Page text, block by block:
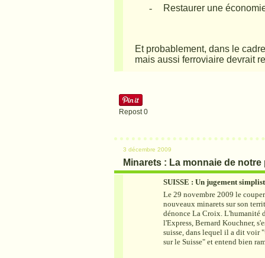
-
Restaurer une
Et probablement, dans le
mais aussi ferroviaire devrait
Repost 0
3 décembre 2009
Minarets : La monnaie de notre
SUISSE : Un jugement
Le 29 novembre 2009 le
nouveaux minarets sur son
dénonce La Croix. L'humanité
l'Express, Bernard Kouchner,
suisse, dans lequel il a dit voir
sur le Suisse" et entend bien